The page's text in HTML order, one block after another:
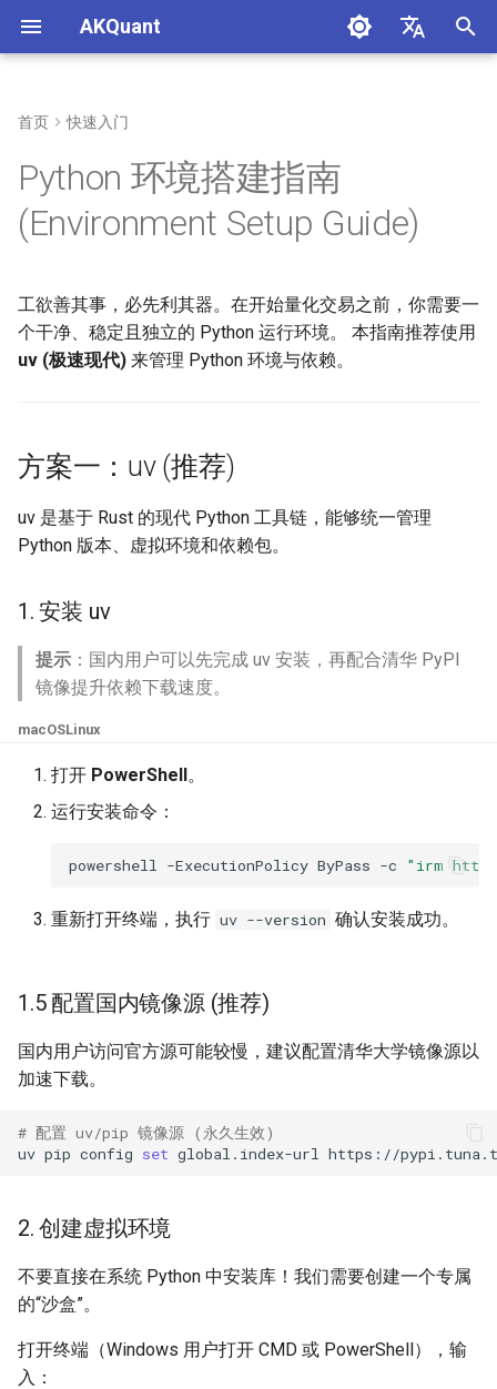
AKQuant
在
始
化
索
引
2. 创建虚拟环境
方案二：uv (项目工作流)
2. 创建并管理环境
3. 安装 AKQuant 并验证
首页 快速入门
Python 环境搭建指南
(Environment Setup Guide)
工欲善其事，必先利其器。在开始量化交易之前，你需要一
个干净、稳定且独立的 Python 运行环境。 本指南推荐使用
uv (极速现代) 来管理 Python 环境与依赖。
方案一：uv (推荐)
uv 是基于 Rust 的现代 Python 工具链，能够统一管理
Python 版本、虚拟环境和依赖包。
1. 安装 uv
提示 ：国内用户可以先完成 uv 安装，再配合清华 PyPI
镜像提升依赖下载速度。
macOSLinux
打开 PowerShell。
运行安装命令：
powershell -ExecutionPolicy ByPass -c "irm
重新打开终端，执行 uv --version 确认安装成功。
1.5 配置国内镜像源 (推荐)
国内用户访问官方源可能较慢，建议配置清华大学镜像源以
加速下载。
# 配置 uv/pip 镜像源 (永久生效)
uv pip config set global.index-url
2. 创建虚拟环境
不要直接在系统 Python 中安装库！我们需要创建一个专属
的“沙盒”。
打开终端（Windows 用户打开 CMD 或 PowerShell），输
入：